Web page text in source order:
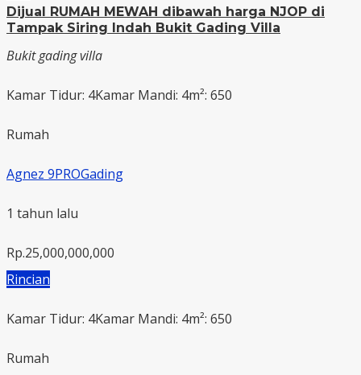
Dijual RUMAH MEWAH dibawah harga NJOP di
Tampak Siring Indah Bukit Gading Villa
Bukit gading villa
Kamar Tidur: 4Kamar Mandi: 4m²: 650
Rumah
Agnez 9PROGading
1 tahun lalu
Rp.25,000,000,000
Rincian
Kamar Tidur: 4Kamar Mandi: 4m²: 650
Rumah